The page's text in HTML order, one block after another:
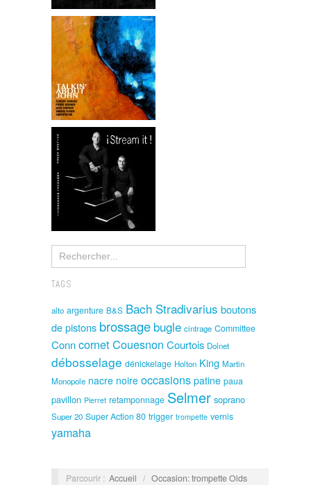
TAGS
alto argenture B&S Bach Stradivarius boutons
de pistons brossage bugle cintrage Committee
ConncornetCouesnon Courtois Dolnet
débosselage dénickelage Holton King Martin
Monopole nacre noire occasions patine paua
pavillon Pierret retamponnage Selmer soprano
Super 20 Super Action 80 trigger trompette vernis
yamaha
Parcourir : Accueil / Occasion: trompette Olds